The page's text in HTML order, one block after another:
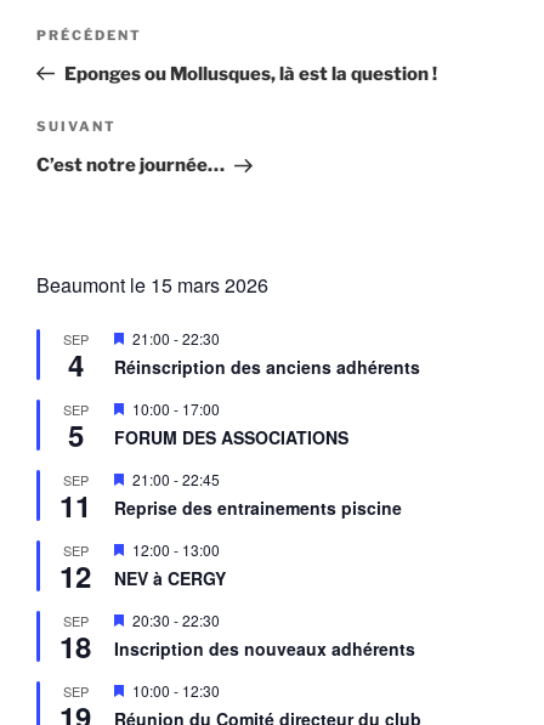
Navigation
l’article
Article
précédent
PRÉCÉDENT
Eponges ou Mollusques, là est la question !
Article
suivant
SUIVANT
C’est notre journée…
Beaumont le 15 mars 2026
SEP
4
M
i
s
n
a
a
n
t
21:00 -22:30
Réinscription des anciens adhérents
SEP
5
M
i
s
n
a
v
a
n
t
10:00 - 17:00
FORUM DES ASSOCIATIONS
SEP
11
M
s
n
a
a
n
t
21:00 -22:45
Reprise des entrainements piscine
SEP
12
M
i
s
n
a
a
n
12:00 - 13:00
NEV à CERGY
SEP
18
M
s
n
a
20:30 -22:30
Inscription des nouveaux adhérents
SEP
M
i
10:00 - 12:30
Réunion du Comité directeur du club